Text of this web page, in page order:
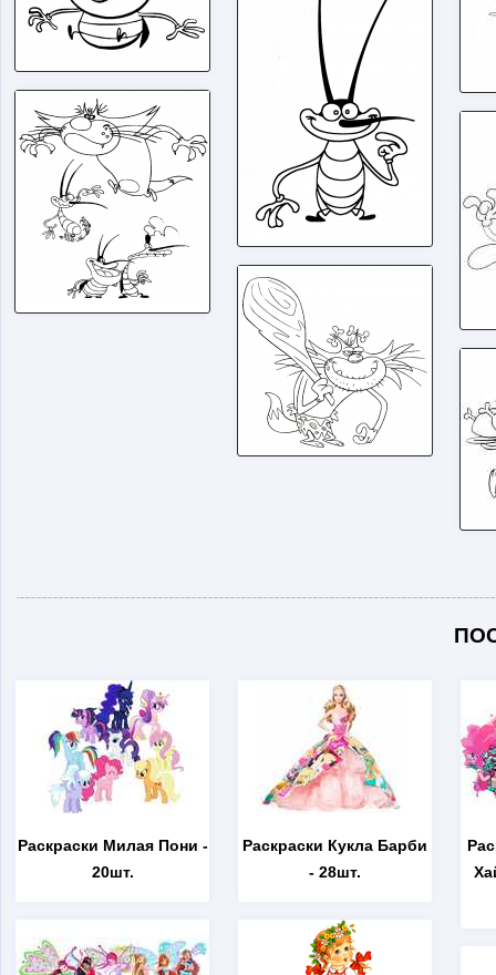
Раскраски Милая Пони -
20шт.
Раскраски Кукла Барби
- 28шт.